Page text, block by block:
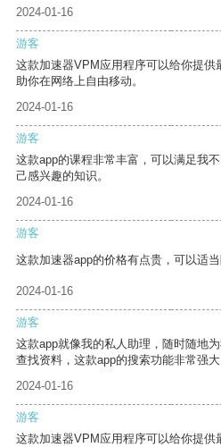
2024-01-16
游客
这款加速器VPM应用程序可以给你提
助你在网络上自由移动。
2024-01-16
游客
这款app的课程非常丰富，可以满足我
己感兴趣的知识。
2024-01-16
游客
这款加速器app的价格有点贵，可以适
2024-01-16
游客
这款app就像我的私人助理，随时随地
查找资料，这款app的搜索功能非常强
2024-01-16
游客
这款加速器VPM应用程序可以给你提